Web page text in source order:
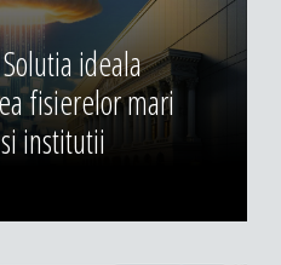
ideala
fisierelor mari
institutii